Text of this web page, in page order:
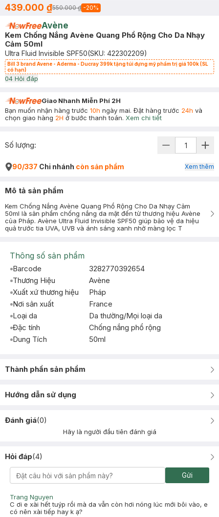
439.000 ₫550.000 ₫ -20%
Avène
Kem Chống Nắng Avène Quang Phổ Rộng Cho Da Nhạy
Cảm 50ml
Ultra Fluid Invisible SPF50(SKU: 422302209)
Bill 3 brand Avene - Aderma - Ducray 399k tặng túi đựng mỹ phẩm trị giá 100k (SL
có hạn)
04 Hỏi đáp
Giao Nhanh Miễn Phí 2H
Bạn muốn nhận hàng trước 10h ngày mai. Đặt hàng trước 24h và
chọn giao hàng 2H ở bước thanh toán. Xem chi tiết
Số lượng:
90/337 Chi nhánh còn sản phẩm Xem thêm
Mô tả sản phẩm
Kem Chống Nắng Avène Quang Phổ Rộng Cho Da Nhạy Cảm
50ml là sản phẩm chống nắng da mặt đến từ thương hiệu Avène
của Pháp. Avène Ultra Fluid Invisible SPF50 giúp bảo vệ da hiệu
quả trước tia UVA, UVB và ánh sáng xanh nhờ màng lọc T
Thông số sản phẩm
Barcode
3282770392654
Thương Hiệu
Avène
Xuất xứ thương hiệu
Pháp
Nơi sản xuất
France
Loại da
Da thường/Mọi loại da
Đặc tính
Chống nắng phổ rộng
Dung Tích
50ml
Thành phần sản phẩm
Hướng dẫn sử dụng
Đánh giá(0)
Hãy là người đầu tiên đánh giá
Hỏi đáp(4)
Gửi
Trang Nguyen
C ơi e xài hết tuýp rồi mà da vẫn còn hơi nóng lúc mới bôi vào, e
có nên xài tiếp hay k ạ?